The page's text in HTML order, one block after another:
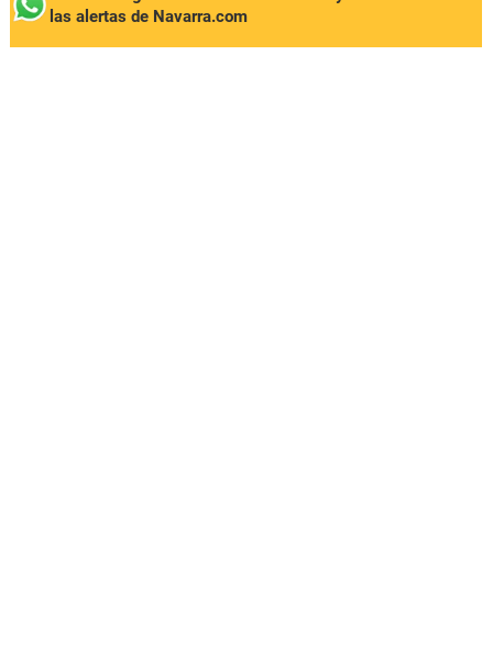
las alertas de Navarra.com